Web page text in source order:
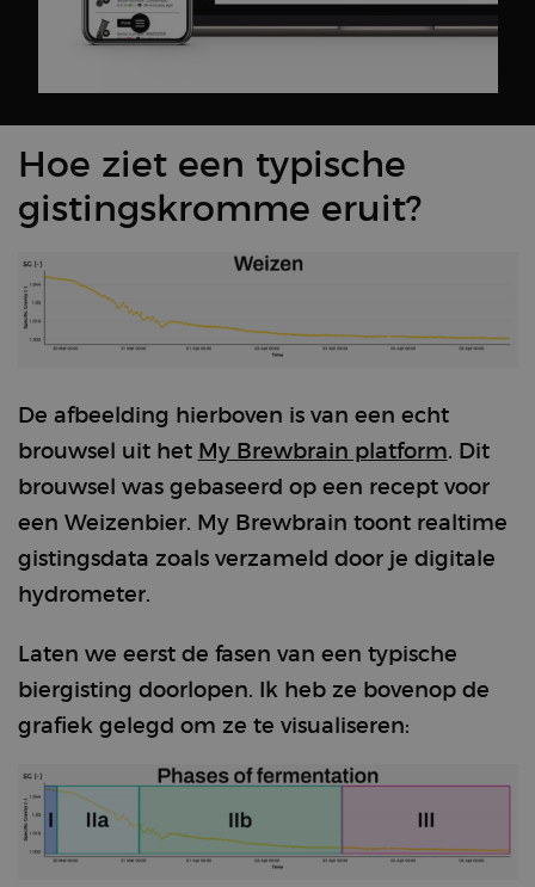
Hoe ziet een typische
gistingskromme eruit?
De afbeelding hierboven is van een echt
brouwsel uit het My Brewbrain platform. Dit
brouwsel was gebaseerd op een recept voor
een Weizenbier. My Brewbrain toont realtime
gistingsdata zoals verzameld door je digitale
hydrometer.
Laten we eerst de fasen van een typische
biergisting doorlopen. Ik heb ze bovenop de
grafiek gelegd om ze te visualiseren: